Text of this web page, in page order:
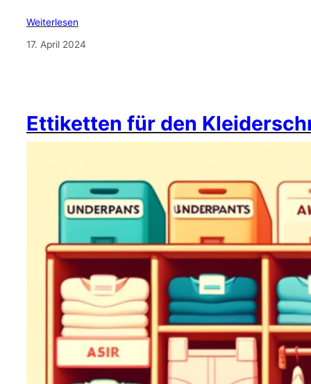
Weiterlesen
17. April 2024
Ettiketten für den